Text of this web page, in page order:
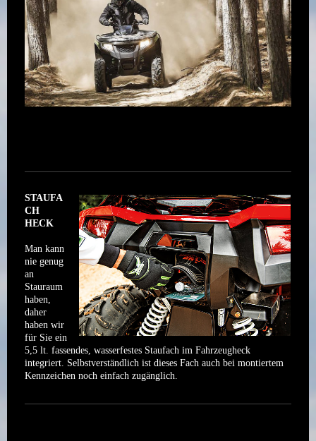
STAUFA
CH
HECK
Man kann
nie genug
an
Stauraum
haben,
daher
haben wir
für Sie ein
5,5 lt. fassendes, wasserfestes Staufach im Fahrzeugheck
integriert. Selbstverständlich ist dieses Fach auch bei montiertem
Kennzeichen noch einfach zugänglich.